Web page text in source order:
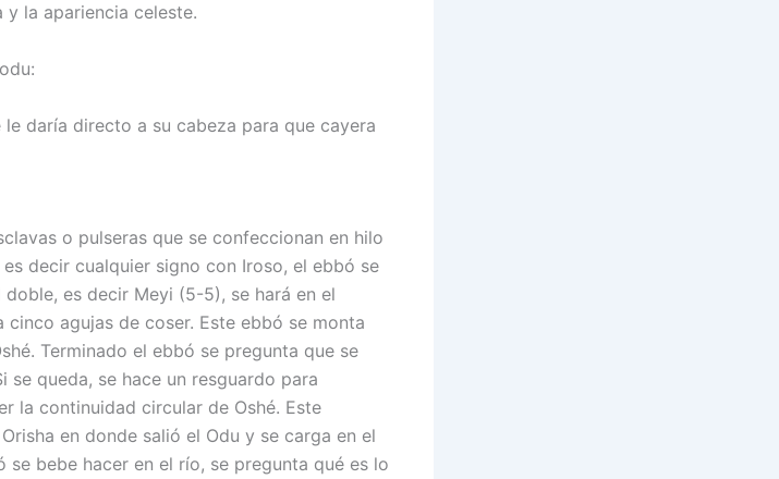
y la apariencia celeste.
daría directo a su cabeza para que cayera
o pulseras que se confeccionan en hilo
decir cualquier signo con Iroso, el ebbó se
doble, es decir Meyi (5-5), se hará en el
agujas de coser. Este ebbó se monta
Terminado el ebbó se pregunta que se
se queda, se hace un resguardo para
la continuidad circular de Oshé. Este
en donde salió el Odu y se carga en el
se bebe hacer en el río, se pregunta qué es lo